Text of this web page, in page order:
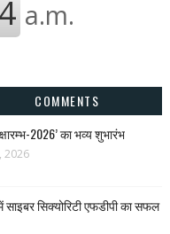
COMMENTS
2026’ का भव्य शुभारंभ
2026
सिक्योरिटी एफडीपी का सफल